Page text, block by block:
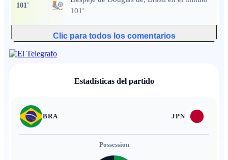
101'
101'
Clic para todos los comentarios
Estadísticas del partido
BRA JPN
Possession